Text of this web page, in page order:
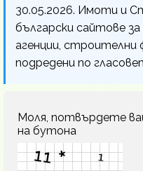
30.05.2026. Имоти и
български сайтове
агенции,
подредени по
Моля, потвърдете
на бутона